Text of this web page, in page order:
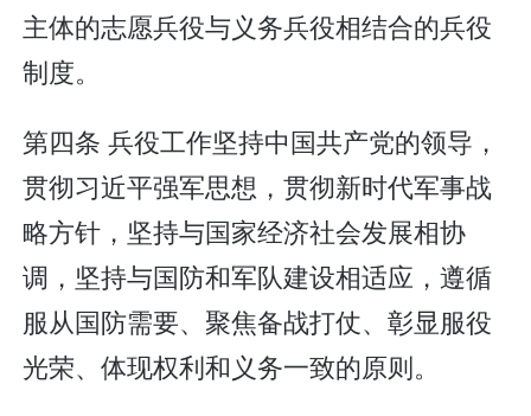
主体的志愿兵役与义务兵役相结合的兵役
制度。
第四条 兵役工作坚持中国共产党的领导，
贯彻习近平强军思想，贯彻新时代军事战
略方针，坚持与国家经济社会发展相协
调，坚持与国防和军队建设相适应，遵循
服从国防需要、聚焦备战打仗、彰显服役
光荣、体现权利和义务一致的原则。